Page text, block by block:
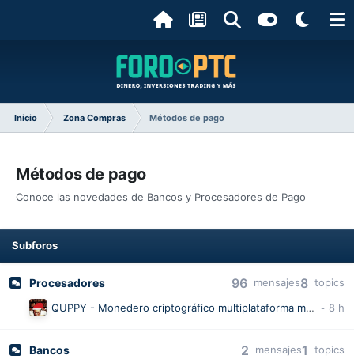
Inicio Zona Compras Métodos de pago
Métodos de pago
Conoce las novedades de Bancos y Procesadores de Pago
Subforos
Procesadores 96 mensajes8 topics
QUPPY - Monedero criptográfico multiplataforma multidivisa.
Bancos 2 mensajes1
topics